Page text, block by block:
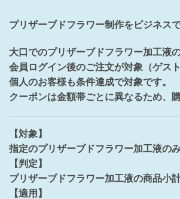
プリザーブドフラワー制作をビジネス
大口でのプリザーブドフラワー加工液
会員ログイン後のご注文が対象（ゲス
個人のお客様も条件達成で対象です。
クーポンは金額帯ごとに異なるため、
【対象】
指定のプリザーブドフラワー加工液の
【判定】
プリザーブドフラワー加工液の商品小
【適用】